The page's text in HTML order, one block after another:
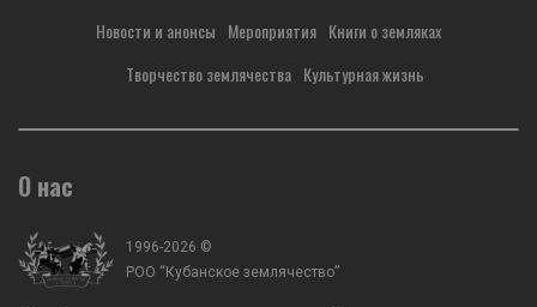
атамана Кубанского казачьего войска А.А.
работы, ВРИО атамана
Новости и анонсы Мероприятия Книги о земляках
Творчество землячества Культурная жизнь
О нас
1996-2026 ©
РОО “Кубанское землячество”